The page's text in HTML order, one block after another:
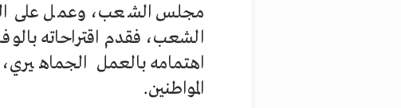
مجلس الشعب، وعمل على
الشعب، فقدم اقتراحاته
اهتمامه بالعمل
المواطنين.